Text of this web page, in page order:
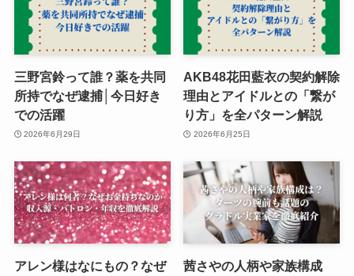
三野宮鈴って誰？薬を共同
所持でなぜ逮捕│今日好き
での活躍
2026年6月29日
AKB48花田藍衣の契約解除
理由とアイドルとの「繋が
り方」を全パターン解説
2026年6月25日
アレン様はなにもの？なぜ
茜さやの人柄や家族構成